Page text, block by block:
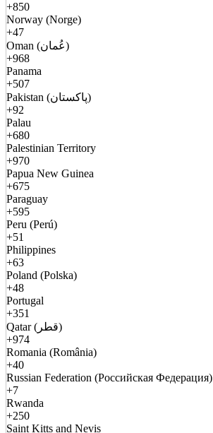
+850
Norway (Norge)
+47
Oman (عُمان)
+968
Panama
+507
Pakistan (پاکستان)
+92
Palau
+680
Palestinian Territory
+970
Papua New Guinea
+675
Paraguay
+595
Peru (Perú)
+51
Philippines
+63
Poland (Polska)
+48
Portugal
+351
Qatar (قطر)
+974
Romania (România)
+40
Russian Federation (Российская Федерация)
+7
Rwanda
+250
Saint Kitts and Nevis